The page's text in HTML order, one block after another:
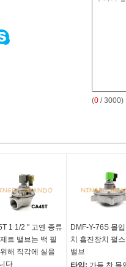
(0 / 3000)
1 1/2 " 고옌 종류
트 밸브는 백 필
해 직각에 실을
다
DMF-Y-76S 몰
치 흡진장치 펄
밸브
타입: 가득 찬 몰